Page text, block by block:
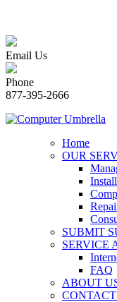
Email Us
Phone
877-395-2666
Home
OUR
SUBMIT
SERVICE
FAQ
ABOUT